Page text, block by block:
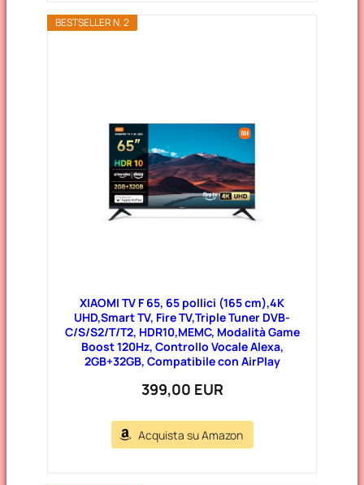
BESTSELLER N. 2
XIAOMI TV F 65, 65 pollici (165 cm),4K
UHD,Smart TV, Fire TV,Triple Tuner DVB-
C/S/S2/T/T2, HDR10,MEMC, Modalità Game
Boost 120Hz, Controllo Vocale Alexa,
2GB+32GB, Compatibile con AirPlay
399,00 EUR
Acquista su Amazon